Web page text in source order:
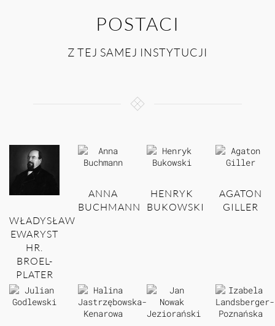
POSTACI
Z TEJ SAMEJ INSTYTUCJI
WŁADYSŁAW
EWARYST
HR.
BROEL-
PLATER
ANNA
BUCHMANN
HENRYK
BUKOWSKI
AGATON
GILLER